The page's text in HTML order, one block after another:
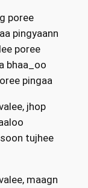
poree
pingyaann
poree
bhaa_oo
pingaa
jhop
tujhee
maagn